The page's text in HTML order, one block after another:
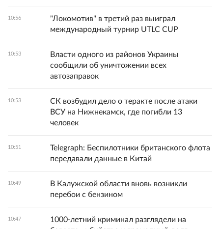
10:56
"Локомотив" в третий раз выиграл
международный турнир UTLC CUP
10:53
Власти одного из районов Украины
сообщили об уничтожении всех
автозаправок
10:53
СК возбудил дело о теракте после атаки
ВСУ на Нижнекамск, где погибли 13
человек
10:51
Telegraph: Беспилотники британского флота
передавали данные в Китай
10:49
В Калужской области вновь возникли
перебои с бензином
10:47
1000-летний криминал разглядели на